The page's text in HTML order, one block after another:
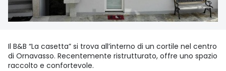
Il B&B “La casetta” si trova all’interno di un cortile nel centro
di Ornavasso. Recentemente ristrutturato, offre uno spazio
raccolto e confortevole.